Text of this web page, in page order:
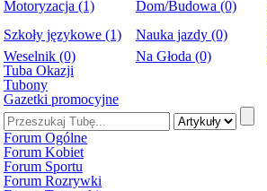
Motoryzacja (1) Dom/Budowa (0)
Szkoły językowe (1)
Nauka jazdy (0)
Weselnik (0)
Na Głoda (0)
Tuba Okazji
Tubony
Gazetki promocyjne
Forum Ogólne
Forum Kobiet
Forum Sportu
Forum Rozrywki